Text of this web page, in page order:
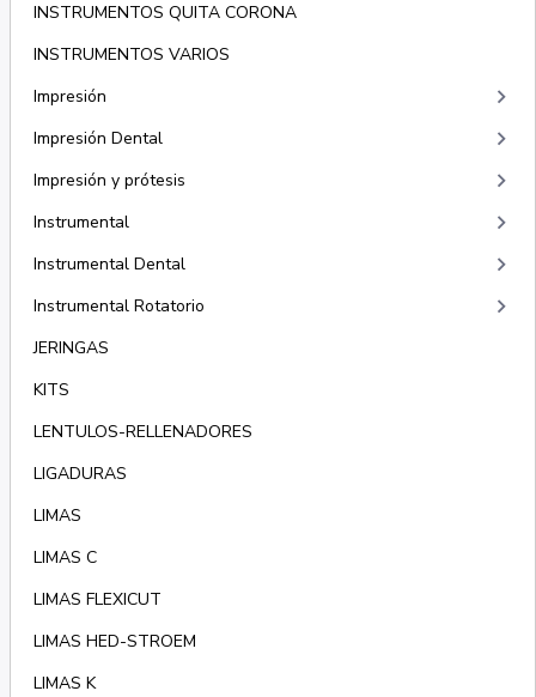
INSTRUMENTOS QUITA CORONA
INSTRUMENTOS VARIOS
Impresión
keyboard_arrow_right
Impresión Dental keyboard_arrow_right
Impresión y prótesis keyboard_arrow_right
Instrumental keyboard_arrow_right
Instrumental Dental keyboard_arrow_right
Instrumental Rotatorio keyboard_arrow_right
JERINGAS
KITS
LENTULOS-RELLENADORES
LIGADURAS
LIMAS
LIMAS C
LIMAS FLEXICUT
LIMAS HED-STROEM
LIMAS K